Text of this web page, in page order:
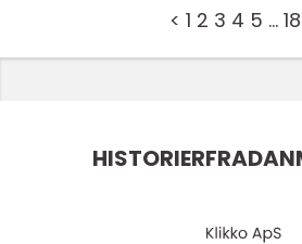
< 1 2 3 4 5 … 18